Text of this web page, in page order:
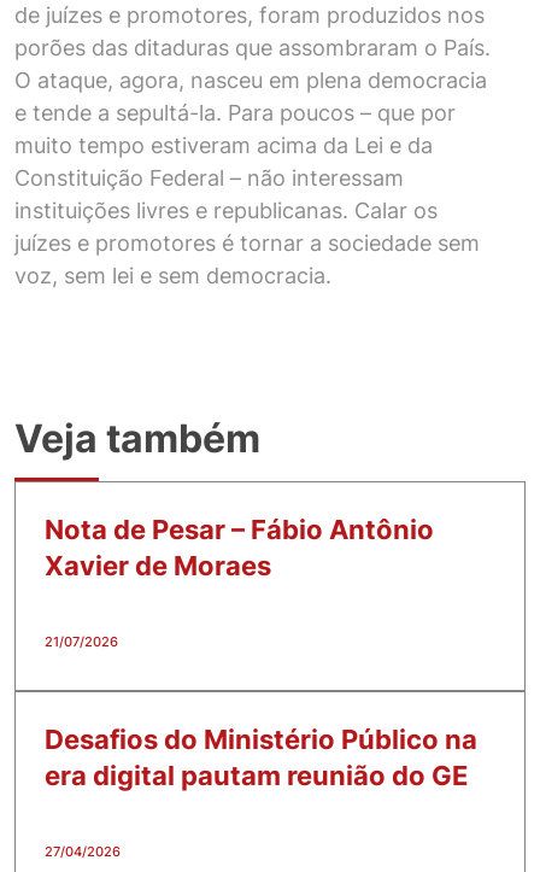
de juízes e promotores, foram produzidos nos
porões das ditaduras que assombraram o País.
O ataque, agora, nasceu em plena democracia
e tende a sepultá-la. Para poucos – que por
muito tempo estiveram acima da Lei e da
Constituição Federal – não interessam
instituições livres e republicanas. Calar os
juízes e promotores é tornar a sociedade sem
voz, sem lei e sem democracia.
Veja também
Nota de Pesar – Fábio Antônio
Xavier de Moraes
21/07/2026
Desafios do Ministério Público na
era digital pautam reunião do GE
27/04/2026